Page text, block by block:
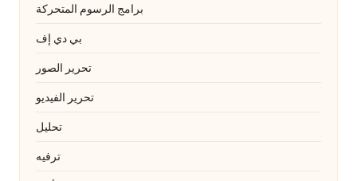
برامج الرسوم المتحركة
بي دي إف
تحرير الصور
تحرير الفيديو
تحليل
ترفيه